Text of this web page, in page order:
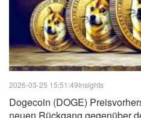
2026-03-25 15:51:49Insights
Dogecoin (DOGE)